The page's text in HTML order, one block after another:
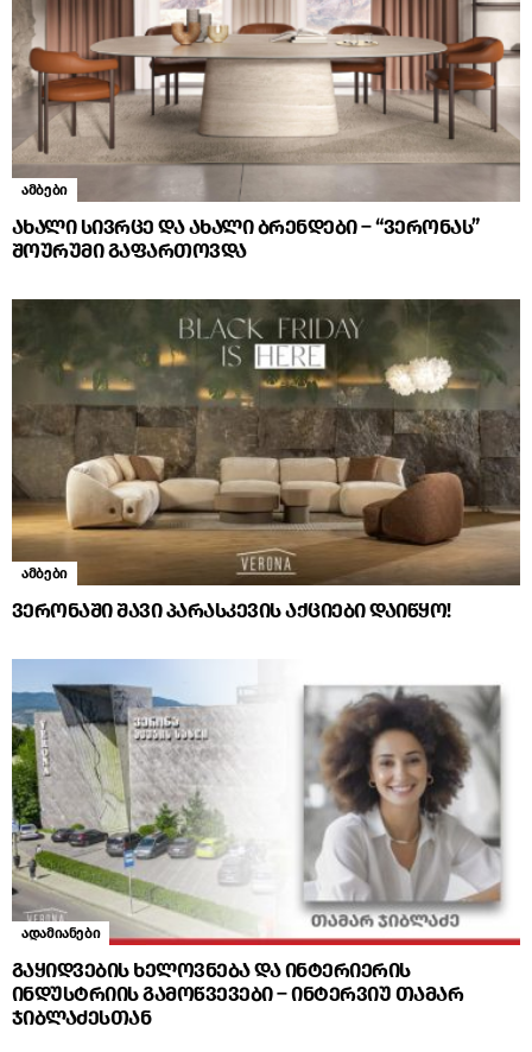
ამბები
ახალი სივრცე და ახალი ბრენდები – “ვერონას”
შოურუმი გაფართოვდა
ამბები
ვერონაში შავი პარასკევის აქციები დაიწყო!
ადამიანები
გაყიდვების ხელოვნება და ინტერიერის
ინდუსტრიის გამოწვევები – ინტერვიუ თამარ
ჯიბლაძესთან